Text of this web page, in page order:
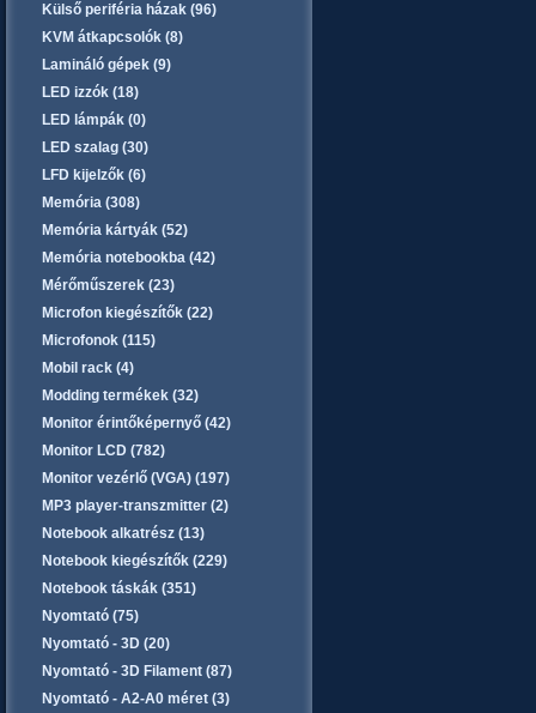
Külső periféria házak (96)
KVM átkapcsolók (8)
Lamináló gépek (9)
LED izzók (18)
LED lámpák (0)
LED szalag (30)
LFD kijelzők (6)
Memória (308)
Memória kártyák (52)
Memória notebookba (42)
Mérőműszerek (23)
Microfon kiegészítők (22)
Microfonok (115)
Mobil rack (4)
Modding termékek (32)
Monitor érintőképernyő (42)
Monitor LCD (782)
Monitor vezérlő (VGA) (197)
MP3 player-transzmitter (2)
Notebook alkatrész (13)
Notebook kiegészítők (229)
Notebook táskák (351)
Nyomtató (75)
Nyomtató - 3D (20)
Nyomtató - 3D Filament (87)
Nyomtató - A2-A0 méret (3)